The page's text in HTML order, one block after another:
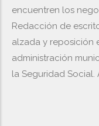
encuentren los
Redacción de
alzada y reposición
administración
la Seguridad Social.